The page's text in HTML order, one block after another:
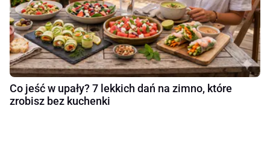
Co jeść w upały? 7 lekkich dań na zimno, które
zrobisz bez kuchenki